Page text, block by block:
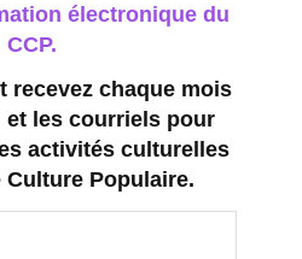
électronique du
CCP.
recevez chaque mois
et les courriels pour
activités culturelles
Culture Populaire.